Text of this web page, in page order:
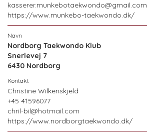
kasserer.munkebotaekwondo@gmail.com
https://www.munkebo-taekwondo.dk/
Nordborg Taekwondo Klub
Snerlevej 7
6430 Nordborg
Christine Wilkenskjeld
+45 41596077
chril-bil@hotmail.com
https://www.nordborgtaekwondo.dk/